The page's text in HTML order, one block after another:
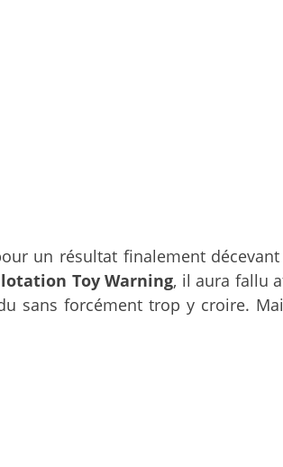
un résultat finalement
Toy Warning, il aura fallu
sans forcément trop y croire.